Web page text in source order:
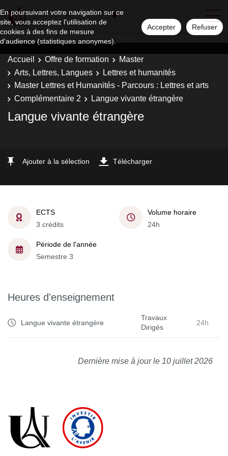
En poursuivant votre navigation sur ce
site, vous acceptez l'utilisation de
cookies à des fins de mesure
d'audience (statistiques anonymes).
Accepter Refuser
Accueil Offre de formation
Master
Arts, Lettres, Langues
Lettres et humanités
Master Lettres et Humanités - Parcours : Lettres et arts
Complémentaire 2
Langue vivante étrangère
Langue vivante étrangère
Ajouter à la sélection Télécharger
ECTS
3 crédits
Volume horaire
24h
Période de l'année
Semestre 3
Heures d'enseignement
Langue vivante étrangère
Travaux
Dirigés
24h
Dernière mise à jour le 10 juillet 2026